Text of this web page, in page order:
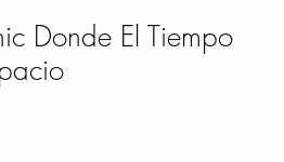
Donde El Tiempo